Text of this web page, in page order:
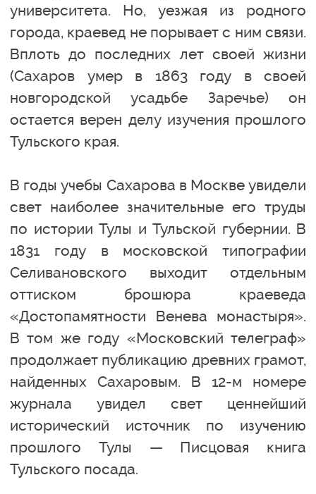
университета. Но, уезжая из родного
города, краевед не порывает с ним связи.
Вплоть до последних лет своей жизни
(Сахаров умер в 1863 году в своей
новгородской усадьбе Заречье) он
остается верен делу изучения прошлого
Тульского края.
В годы учебы Сахарова в Москве увидели
свет наиболее значительные его труды
по истории Тулы и Тульской губернии. В
1831 году в московской типографии
Селивановского выходит отдельным
оттиском брошюра краеведа
«Достопамятности Венева монастыря».
В том же году «Московский телеграф»
продолжает публикацию древних грамот,
найденных Сахаровым. В 12-м номере
журнала увидел свет ценнейший
исторический источник по изучению
прошлого Тулы — Писцовая книга
Тульского посада.